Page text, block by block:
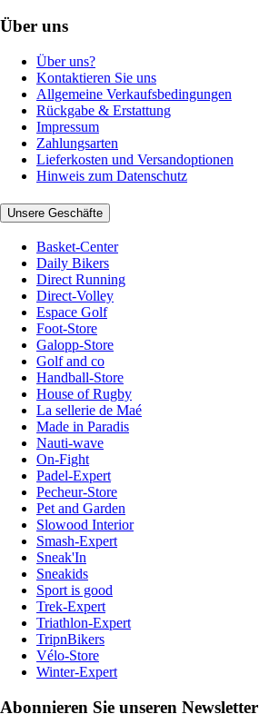
Über uns
Über uns?
Kontaktieren Sie uns
Allgemeine Verkaufsbedingungen
Rückgabe & Erstattung
Impressum
Zahlungsarten
Lieferkosten und Versandoptionen
Hinweis zum Datenschutz
Unsere Geschäfte
Basket-Center
Daily Bikers
Direct Running
Direct-Volley
Espace Golf
Foot-Store
Galopp-Store
Golf and co
Handball-Store
House of Rugby
La sellerie de Maé
Made in Paradis
Nauti-wave
On-Fight
Padel-Expert
Pecheur-Store
Pet and Garden
Slowood Interior
Smash-Expert
Sneak'In
Sneakids
Sport is good
Trek-Expert
Triathlon-Expert
TripnBikers
Vélo-Store
Winter-Expert
Abonnieren Sie unseren Newsletter